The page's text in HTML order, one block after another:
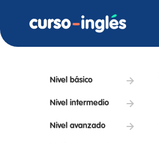
Nivel básico
Nivel intermedio
Nivel avanzado